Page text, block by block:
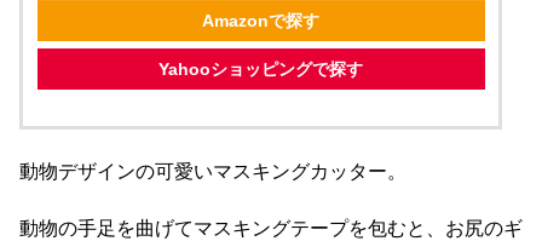
Amazonで探す
Yahooショッピングで探す
動物デザインの可愛いマスキングカッター。
動物の手足を曲げてマスキングテープを包むと、お尻のギ